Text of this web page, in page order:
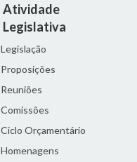
Atividade
Legislativa
Legislação
Proposições
Reuniões
Comissões
Ciclo Orçamentário
Homenagens